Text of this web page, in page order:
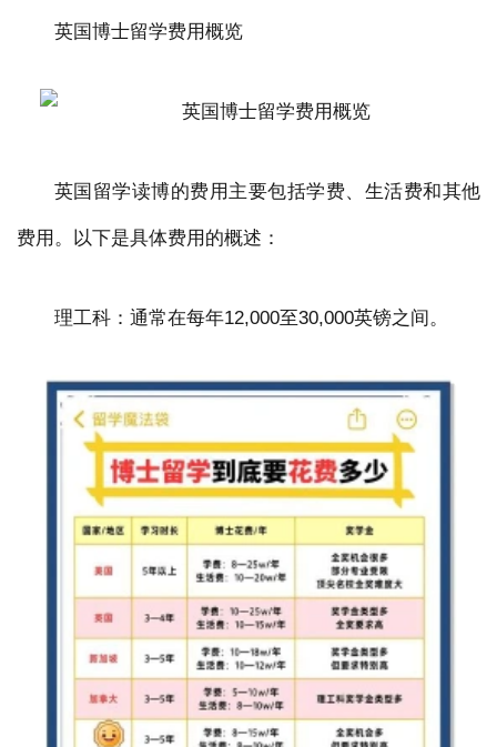
英国博士留学费用概览
英国留学读博的费用主要包括学费、生活费和其他
费用。以下是具体费用的概述：
理工科：通常在每年12,000至30,000英镑之间。